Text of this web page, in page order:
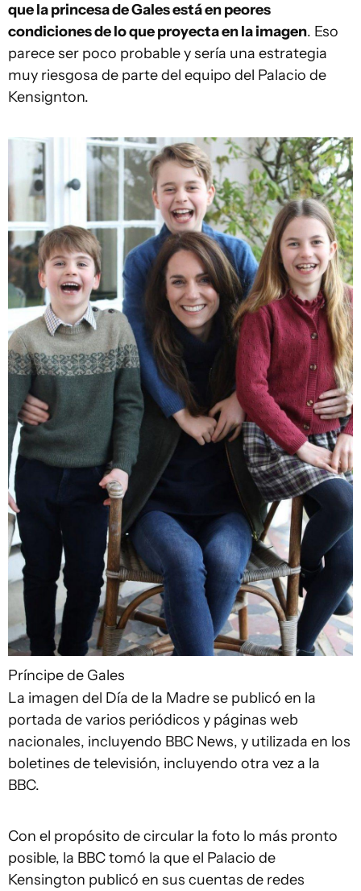
que la princesa de Gales está en peores
condiciones de lo que proyecta en la imagen. Eso
parece ser poco probable y sería una estrategia
muy riesgosa de parte del equipo del Palacio de
Kensignton.
Príncipe de Gales
La imagen del Día de la Madre se publicó en la
portada de varios periódicos y páginas web
nacionales, incluyendo BBC News, y utilizada en los
boletines de televisión, incluyendo otra vez a la
BBC.
Con el propósito de circular la foto lo más pronto
posible, la BBC tomó la que el Palacio de
Kensington publicó en sus cuentas de redes